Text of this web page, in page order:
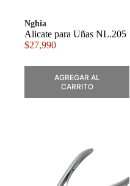
Nghia
Alicate para Uñas NL.205
$27,990
AGREGAR AL
CARRITO